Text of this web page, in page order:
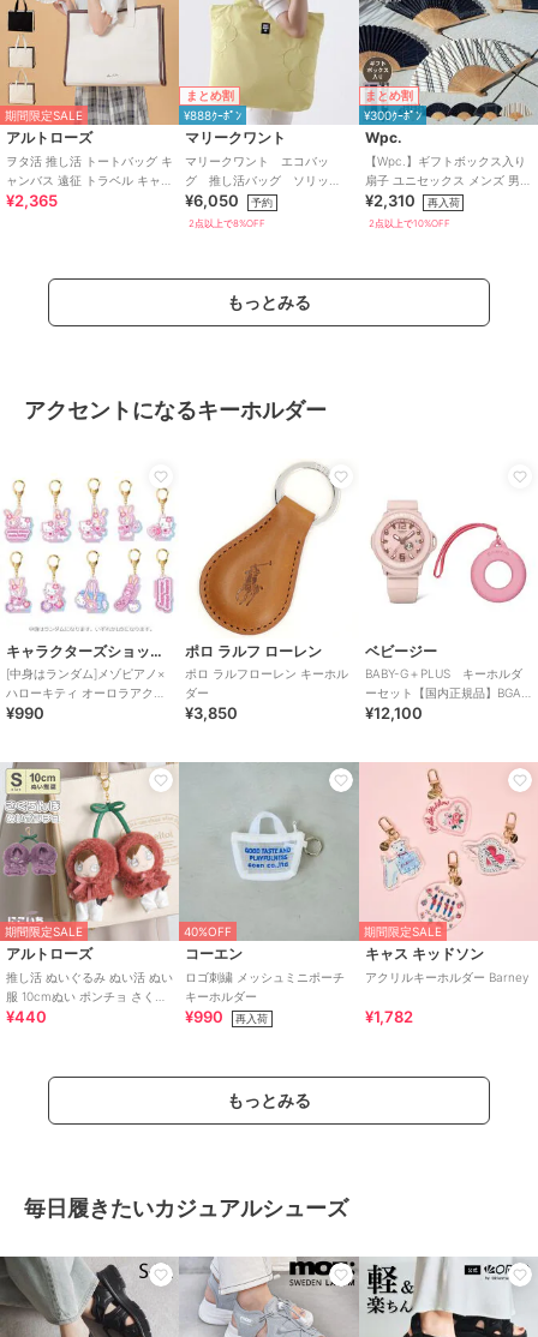
期間限定SALE
アルトローズ
ヲタ活 推し活 トートバッグ キ
ャンバス 遠征 トラベル キャリ
ーオン
¥2,365
まとめ割
¥888ｸｰﾎﾟﾝ
マリークワント
マリークワント エコバッ
グ 推し活バッグ ソリッ
ド 【MARY QUANT】
¥6,050 予約
2点以上で8%OFF
まとめ割
¥300ｸｰﾎﾟﾝ
Wpc.
【Wpc.】ギフトボックス入り
扇子 ユニセックス メンズ 男性
プレゼント ギフト 扇子 うちわ
¥2,310 再入荷
2点以上で10%OFF
もっとみる
アクセントになるキーホルダー
キャラクターズショップ ラフラフ
[中身はランダム]メゾピアノ×
ハローキティ オーロラアクリ
ルキーホルダーVol.2
¥990
ポロ ラルフ ローレン
ポロ ラルフローレン キーホル
ダー
¥3,850
ベビージー
BABY-G＋PLUS キーホルダ
ーセット【国内正規品】BGA-
15K-4AJR
¥12,100
期間限定SALE
アルトローズ
推し活 ぬいぐるみ ぬい活 ぬい
服 10cmぬい ポンチョ さくら
んぼ チェリー キーホルダー
¥440
40%OFF
コーエン
ロゴ刺繍 メッシュミニポーチ
キーホルダー
¥990 再入荷
期間限定SALE
キャス キッドソン
アクリルキーホルダー Barney
¥1,782
もっとみる
毎日履きたいカジュアルシューズ